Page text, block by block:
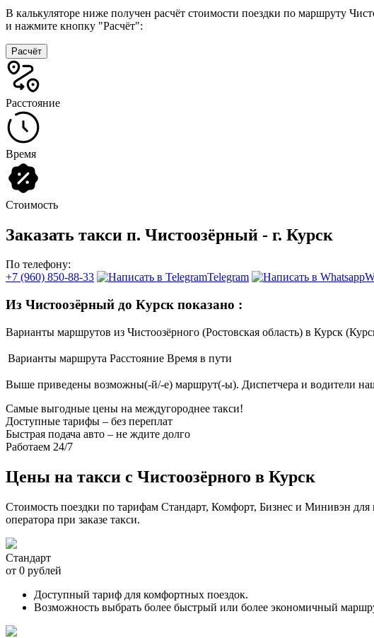
В калькуляторе ниже получен расчёт стоимости поездки по маршруту
и нажмите кнопку "Расчёт":
Расчёт
Расстояние
Время
Стоимость
Заказать такси п. Чистоозёрный - г. Курск
По телефону:
+7 (960) 850-88-33
Telegram
Из Чистоозёрный до Курск показано :
Варианты маршрутов из Чистоозёрного (Ростовская область) в Курск
Варианты маршрута Расстояние Время в пути
Выше приведены возможны(-й/-е) маршрут(-ы). Диспетчера и водители
Самые выгодные цены на междугороднее такси!
Доступные тарифы – без переплат
Быстрая подача авто – не ждите долго
Работаем 24/7
Цены на такси с Чистоозёрного в Курск
Стоимость поездки по тарифам Стандарт, Комфорт, Бизнес и Минивэн
оператора при заказе такси.
Стандарт
от 0 рублей
Доступный тариф для комфортных поездок.
Возможность выбрать более быстрый или более экономичный